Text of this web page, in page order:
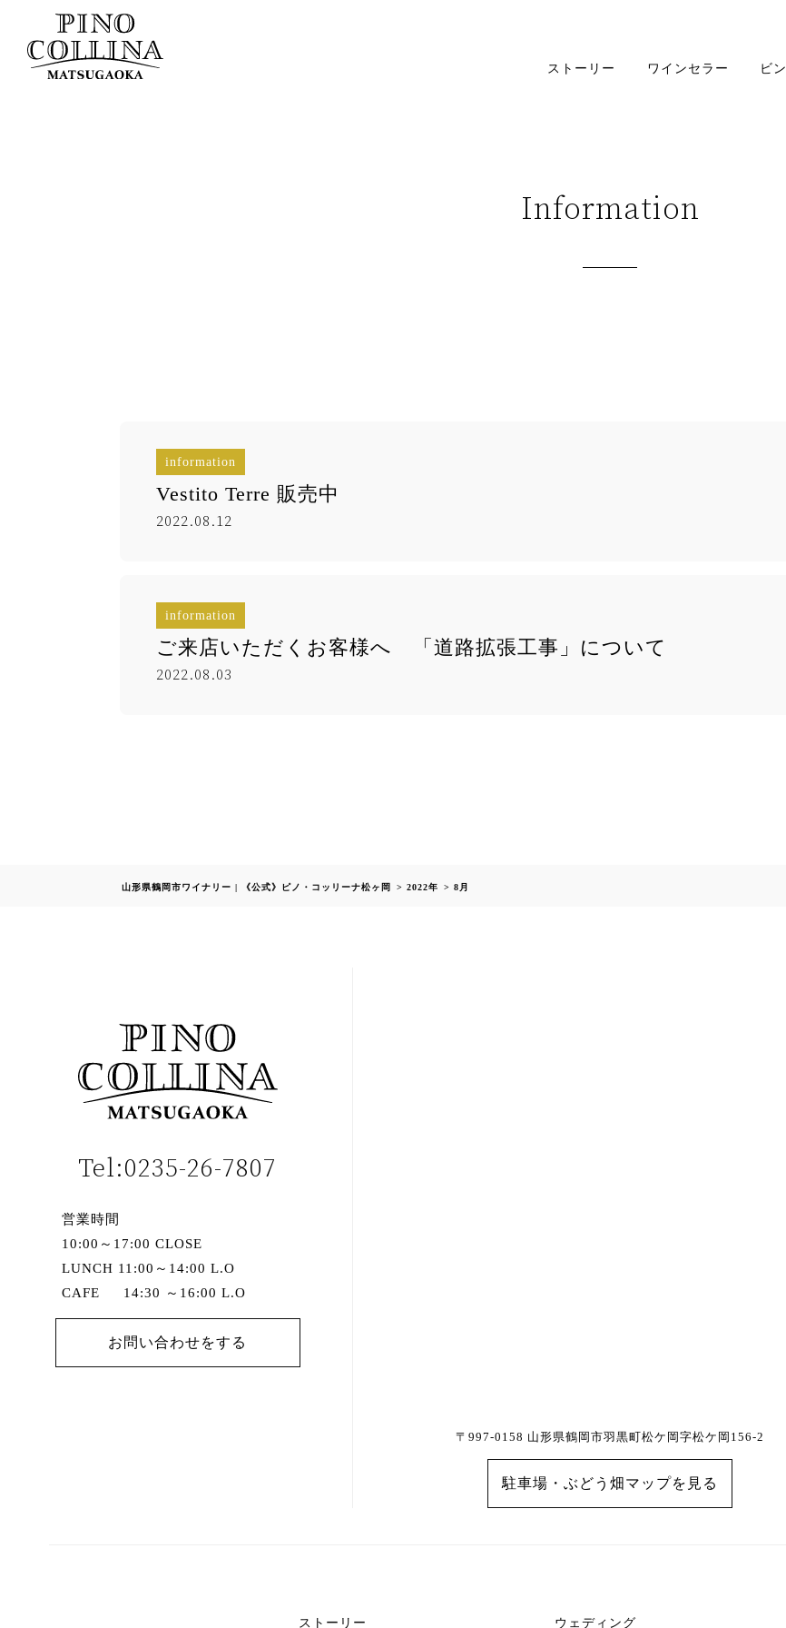
ストーリー ワインセラー ビ
Information
information
Vestito Terre 販売中
2022.08.12
information
ご来店いただくお客様へ 「道路拡張工事」について
2022.08.03
山形県鶴岡市ワイナリー | 《公式》ピノ・コッリーナ松ヶ岡 >2022年 >8月
Tel:0235-26-7807
営業時間
10:00～17:00 CLOSE
LUNCH 11:00～14:00 L.O
CAFE 14:30 ～16:00 L.O
お問い合わせをする
〒997-0158 山形県鶴岡市羽黒町松ケ岡字松ケ岡156-2
駐車場・ぶどう畑マップを見る
ストーリー ウェディング